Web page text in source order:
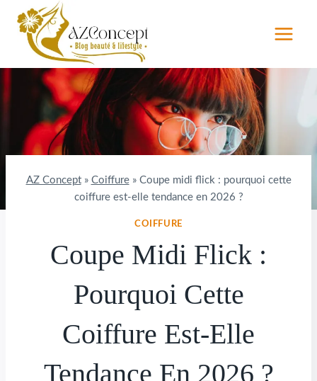
Aller
contenu
AZ Concept» Coiffure» Coupe midi flick : pourquoi cette
coiffure est-elle tendance en 2026 ?
COIFFURE
Coupe Midi Flick :
Pourquoi Cette
Coiffure Est-Elle
Tendance En 2026 ?